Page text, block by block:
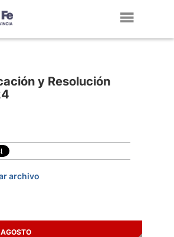
y Resolución
archivo
AGOSTO